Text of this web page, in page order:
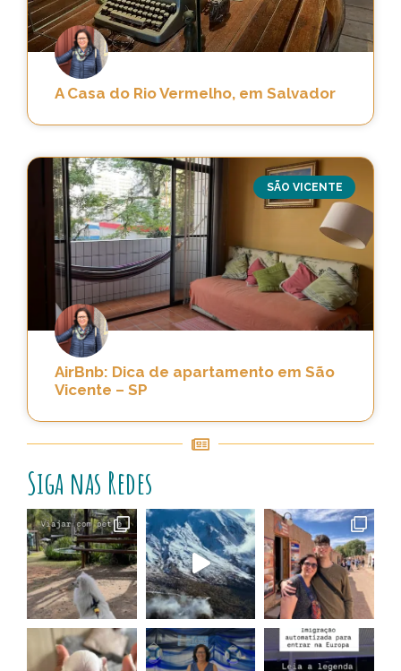
A Casa do Rio Vermelho, em Salvador
SÃO VICENTE
AirBnb: Dica de apartamento em São
Vicente – SP
Siga nas Redes